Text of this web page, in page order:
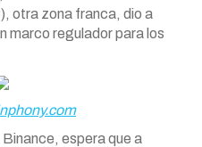
otra zona franca, dio a
marco regulador para los
espera que a